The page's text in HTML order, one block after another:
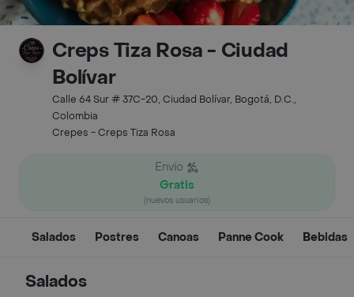
Creps Tiza Rosa - Ciudad
Bolívar
Calle 64 Sur # 37C-20, Ciudad Bolívar, Bogotá, D.C.,
Colombia
Crepes - Creps Tiza Rosa
Envío
Gratis
(nuevos usuarios)
Salados Postres Canoas Panne Cook Bebidas
Salados